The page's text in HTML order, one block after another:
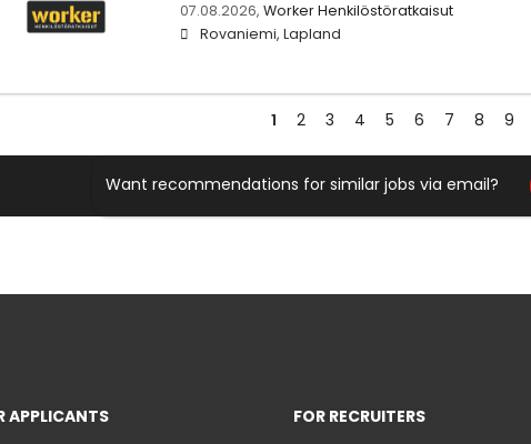
07.08.2026, Worker Henkilöstöratkaisut
Rovaniemi, Lapland
1 2 3 4 5 6 7 8 9
Want recommendations for similar jobs via email?
APPLICANTS FOR RECRUITERS